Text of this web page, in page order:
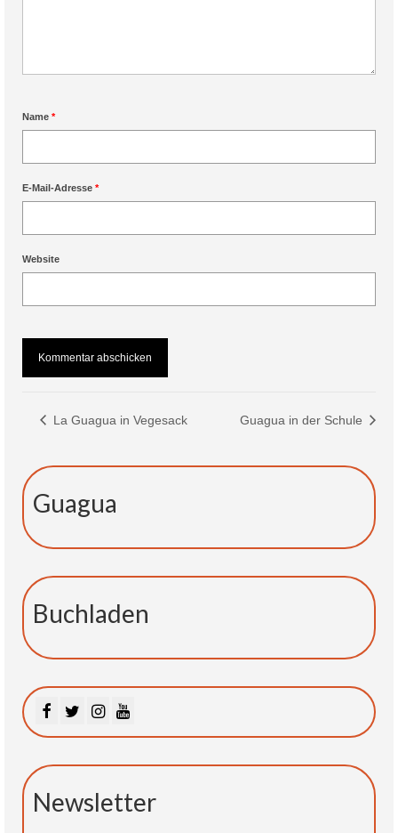
Name *
E-Mail-Adresse *
Website
La Guagua in Vegesack Guagua in der Schule
Guagua
Buchladen
Newsletter